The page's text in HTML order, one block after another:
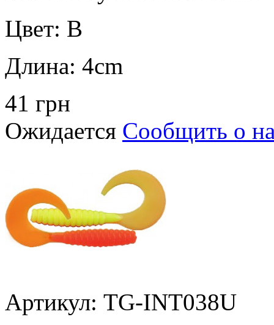
Цвет: B
Длина: 4cm
41 грн
Ожидается Сообщить о
Артикул: TG-INT038U